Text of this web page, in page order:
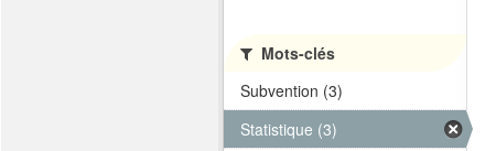
Mots-clés
Subvention (3)
Statistique (3)